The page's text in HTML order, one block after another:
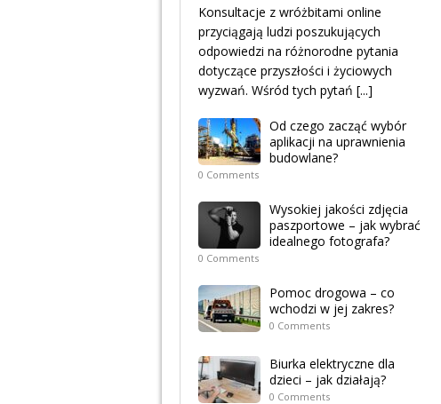
Konsultacje z wróżbitami online
przyciągają ludzi poszukujących
odpowiedzi na różnorodne pytania
dotyczące przyszłości i życiowych
wyzwań. Wśród tych pytań [...]
Od czego zacząć wybór
aplikacji na uprawnienia
budowlane?
0 Comments
Wysokiej jakości zdjęcia
paszportowe – jak wybrać
idealnego fotografa?
0 Comments
Pomoc drogowa – co
wchodzi w jej zakres?
0 Comments
Biurka elektryczne dla
dzieci – jak działają?
0 Comments